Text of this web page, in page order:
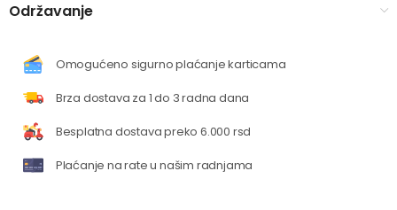
Održavanje
Omogućeno sigurno plaćanje karticama
Brza dostava za 1 do 3 radna dana
Besplatna dostava preko 6.000 rsd
Plaćanje na rate u našim radnjama